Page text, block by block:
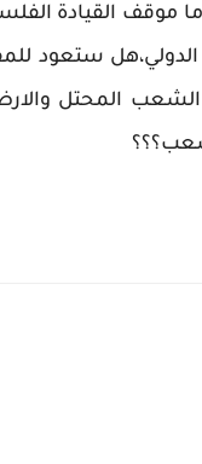
موقف القيادة
ستعود
المحتل